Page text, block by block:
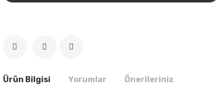
Ürün Bilgisi Yorumlar Önerileriniz